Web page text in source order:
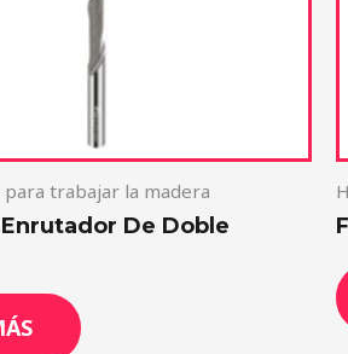
trabajar la madera
De Doble